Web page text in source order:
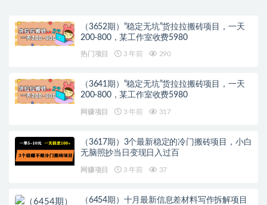
（3652期）“稳定无坑”货拉拉搬砖项目，一天
200-800，某工作室收费5980
热门项目 3 年前 290
（3641期）“稳定无坑”货拉拉搬砖项目，一天
200-800，某工作室收费5980
网赚项目 3 年前 317
（3617期）3个最新稳定的冷门搬砖项目，小白
无脑照抄当日变现日入过百
网赚项目 3 年前 37
（6454期）十月最新信息差材料写作拆解项目